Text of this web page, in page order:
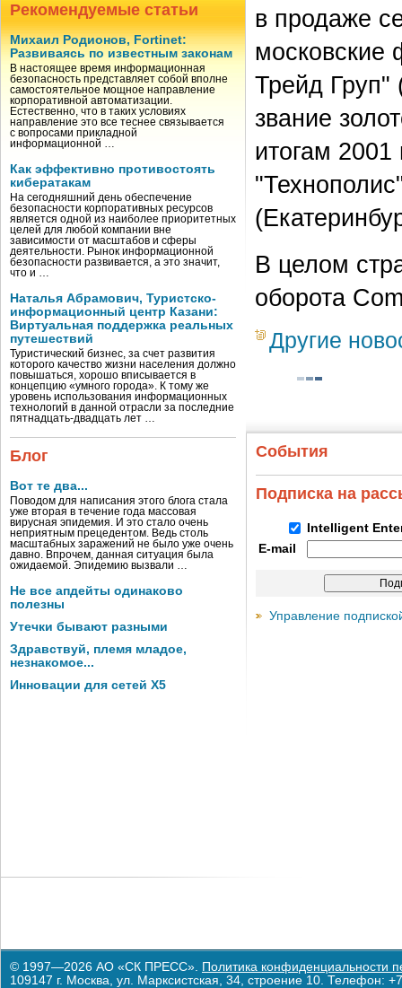
Рекомендуемые статьи
Михаил Родионов, Fortinet:
Развиваясь по известным законам
В настоящее время информационная
безопасность представляет собой вполне
самостоятельное мощное направление
корпоративной автоматизации.
Естественно, что в таких условиях
направление это все теснее связывается
с вопросами прикладной
информационной …
Как эффективно противостоять
кибератакам
На сегодняшний день обеспечение
безопасности корпоративных ресурсов
является одной из наиболее приоритетных
целей для любой компании вне
зависимости от масштабов и сферы
деятельности. Рынок информационной
безопасности развивается, а это значит,
что и …
Наталья Абрамович, Туристско-
информационный центр Казани:
Виртуальная поддержка реальных
путешествий
Туристический бизнес, за счет развития
которого качество жизни населения должно
повышаться, хорошо вписывается в
концепцию «умного города». К тому же
уровень использования информационных
технологий в данной отрасли за последние
пятнадцать-двадцать лет …
Блог
Вот те два...
Поводом для написания этого блога стала
уже вторая в течение года массовая
вирусная эпидемия. И это стало очень
неприятным прецедентом. Ведь столь
масштабных заражений не было уже очень
давно. Впрочем, данная ситуация была
ожидаемой. Эпидемию вызвали …
Не все апдейты одинаково
полезны
Утечки бывают разными
Здравствуй, племя младое,
незнакомое...
Инновации для сетей X5
в продаже
Трейд Груп"
звание
итогам 2001
В целом
оборота
Другие
События
Подписка на
Intelligent
E-mail
Управление
© 1997—2026 АО «СК ПРЕСС». Политика конфиденциальности
109147 г. Москва, ул. Марксистская, 34, строение 10. Телефон: